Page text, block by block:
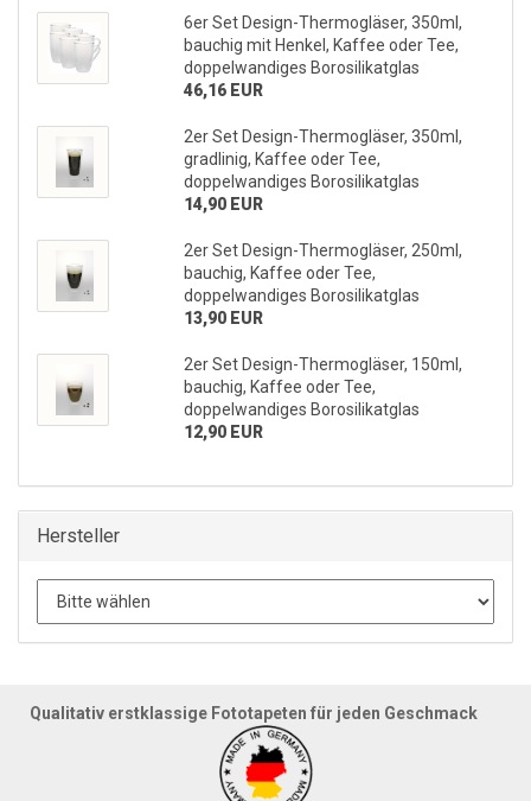
6er Set Design-Thermogläser, 350ml,
bauchig mit Henkel, Kaffee oder Tee,
doppelwandiges Borosilikatglas
46,16 EUR
2er Set Design-Thermogläser, 350ml,
gradlinig, Kaffee oder Tee,
doppelwandiges Borosilikatglas
14,90 EUR
2er Set Design-Thermogläser, 250ml,
bauchig, Kaffee oder Tee,
doppelwandiges Borosilikatglas
13,90 EUR
2er Set Design-Thermogläser, 150ml,
bauchig, Kaffee oder Tee,
doppelwandiges Borosilikatglas
12,90 EUR
Hersteller
Qualitativ erstklassige Fototapeten für jeden Geschmack